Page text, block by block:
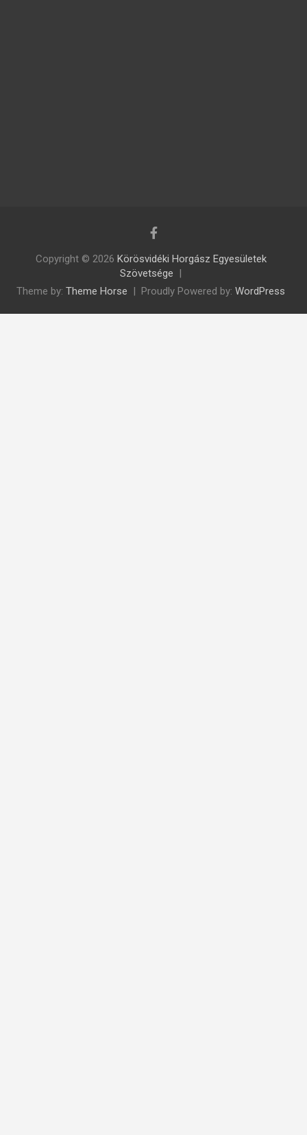
Copyright © 2026 Körösvidéki Horgász Egyesületek
Szövetsége
Theme by: Theme Horse Proudly Powered by: WordPress